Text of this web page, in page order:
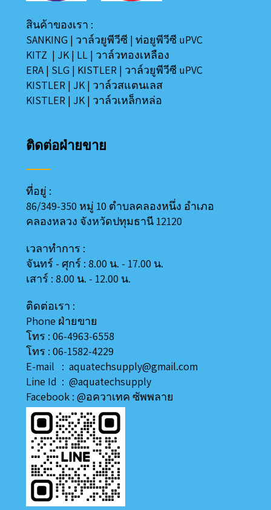
สินค้าของเรา :
SANKING | วาล์วยูพีวีซี |ท่อยูพีวีซี uPVC
KITZ | JK | LL | วาล์วทองเหลือง
ERA | SLG | KISTLER | วาล์วยูพีวีซี uPVC
KISTLER | JK | วาล์วสแตนเลส
KISTLER | JK | วาล์วเหล็กหล่อ
ติดต่อฝ่ายขาย
ที่อยู่ :
86/349-350 หมู่ 10 ตำบลคลองหนึ่ง อำเภอ
คลองหลวง จังหวัดปทุมธานี 12120
เวลาทำการ :
จันทร์ - ศุกร์ : 8.00 น. - 17.00 น.
เสาร์ : 8.00 น. - 12.00 น.
ติดต่อเรา :
Phone ฝ่ายขาย
โทร : 06-4963-6558
โทร : 06-1582-4229
E-mail : aquatechsupply@gmail.com
Line Id :@aquatechsupply
Facebook :@อควาเทค ซัพพลาย